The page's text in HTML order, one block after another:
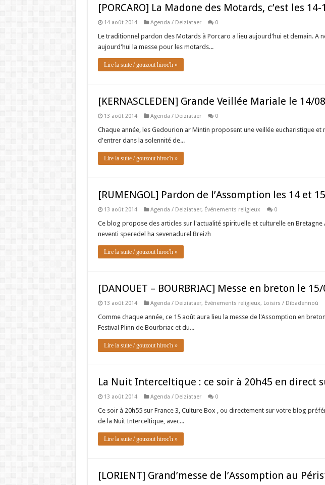
[PORCARO] La Madone des Motards, c’est les
14 août 2014 Agenda / Deiziataer 0
Le traditionnel pardon des Motards à Porcaro a lieu aujourd'hui et demain. A
aujourd'hui la messe pour les motards...
Lire la suite / gouzout hiroc'h »
[KERNASCLEDEN] Grande Veillée Mariale le 14/08
13 août 2014 Agenda / Deiziataer 0
Chaque année, les Gedourion ar Mintin proposent une veillée eucharistique et
d'entrer dans la solennité de...
Lire la suite / gouzout hiroc'h »
[RUMENGOL] Pardon de l’Assomption les 14 et
13 août 2014 Agenda / Deiziataer, Événements religieux 0
Ce blog propose des articles sur l'actualité spirituelle et culturelle en Bretagne
neventi speredel ha sevenadurel Breizh
Lire la suite / gouzout hiroc'h »
[DANOUET – BOURBRIAC] Messe en breton le 15/
13 août 2014 Agenda / Deiziataer, Événements religieux, Loisirs / Dibadennoù
Comme chaque année, ce 15 août aura lieu la messe de l'Assomption en
Festival Plinn de Bourbriac et du...
Lire la suite / gouzout hiroc'h »
La Nuit Interceltique : ce soir à 20h45 en direct
13 août 2014 Agenda / Deiziataer 0
Ce soir à 20h55 sur France 3, Culture Box , ou directement sur votre blog
de la Nuit Interceltique, avec...
Lire la suite / gouzout hiroc'h »
[LORIENT] Grand’messe de l’Assomption au